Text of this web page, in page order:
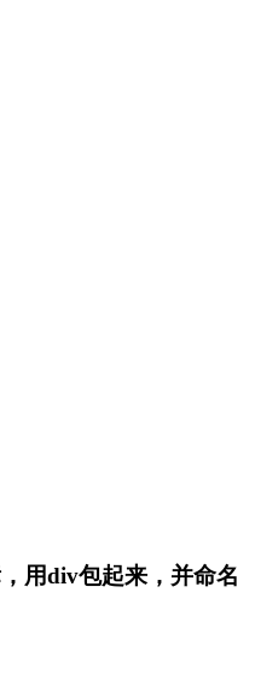
用div包起来，并命名